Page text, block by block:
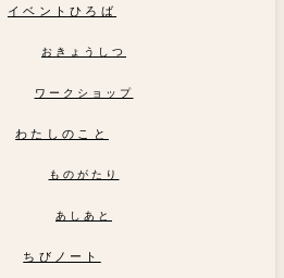
イベントひろば
おきょうしつ
ワークショップ
わたしのこと
ものがたり
あしあと
ちびノート